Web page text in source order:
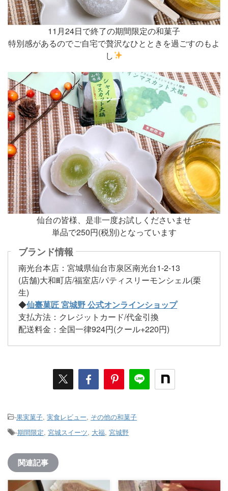
11月24日で終了の期間限定の和菓子
特別感があるのでご自宅で贅沢なひとときを過ごすのもよ
し
仙台の皆様、是非一度お試しくださいませ
単品で250円(税別)となっています
ブランド情報
南光台本店：宮城県仙台市泉区南光台1-2-13
(店舗)大和町店/福室店/パティスリーモンシェル(栗
生)
◆仙臺菓匠 宮城野 公式オンラインショップ
支払方法：クレジットカード/代金引換
配送料金：全国一律924円(クール+220円)
-果実菓子, 実食レビュー, その他の和菓子
-期間限定, 宮城スイーツ, 大福, 宮城野
関連記事